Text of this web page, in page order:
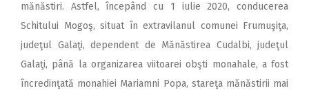
mănăstiri. Astfel, începând cu 1 iulie 2020, conducerea
Schitului Mogoş, situat în extravilanul comunei Frumuşiţa,
judeţul Galaţi, dependent de Mănăstirea Cudalbi, judeţul
Galaţi, până la organizarea viitoarei obşti monahale, a fost
încredinţată monahiei Mariamni Popa, stareţa mănăstirii mai